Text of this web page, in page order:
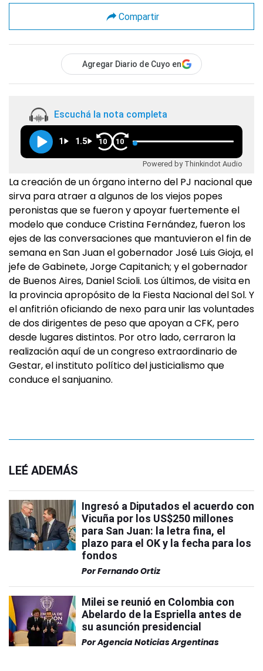
Compartir
Agregar Diario de Cuyo en
Escuchá la nota completa
1 1.5 10 10
Powered by Thinkindot Audio
La creación de un órgano interno del PJ nacional que
sirva para atraer a algunos de los viejos popes
peronistas que se fueron y apoyar fuertemente el
modelo que conduce Cristina Fernández, fueron los
ejes de las conversaciones que mantuvieron el fin de
semana en San Juan el gobernador José Luis Gioja, el
jefe de Gabinete, Jorge Capitanich; y el gobernador
de Buenos Aires, Daniel Scioli. Los últimos, de visita en
la provincia apropósito de la Fiesta Nacional del Sol. Y
el anfitrión oficiando de nexo para unir las voluntades
de dos dirigentes de peso que apoyan a CFK, pero
desde lugares distintos. Por otro lado, cerraron la
realización aquí de un congreso extraordinario de
Gestar, el instituto político del justicialismo que
conduce el sanjuanino.
LEÉ ADEMÁS
Ingresó a Diputados el acuerdo con
Vicuña por los US$250 millones
para San Juan: la letra fina, el
plazo para el OK y la fecha para los
fondos
PorFernando Ortiz
Milei se reunió en Colombia con
Abelardo de la Espriella antes de
su asunción presidencial
PorAgencia Noticias Argentinas